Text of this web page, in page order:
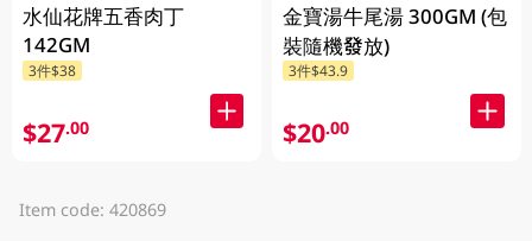
水仙花牌五香肉丁
142GM
3件$38
$27.00
金寶湯牛尾湯 300GM (包
裝隨機發放)
3件$43.9
$20.00
Item code: 420869